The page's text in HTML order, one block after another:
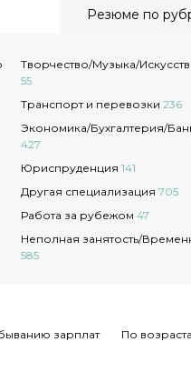
Резюме по
Творчество/Музыка/
55
Транспорт и перевозки236
Экономика/Бухгалтерия/
427
Юриспруденция141
Другая специализация705
Работа за рубежом47
Неполная занятость/
585
зарплат По